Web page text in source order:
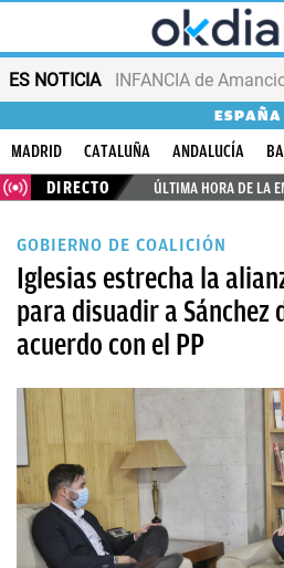
ES NOTICIA INFANCIA de
ESPAÑA
MADRID CATALUÑA ANDALUCÍA
DIRECTO
ÚLTIMA HORA DE LA
GOBIERNO DE COALICIÓN
Iglesias estrecha la
para disuadir a Sánchez
acuerdo con el PP